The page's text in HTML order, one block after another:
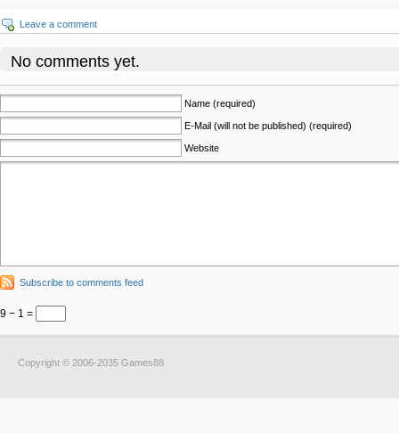
Leave a comment
No comments yet.
Name (required)
E-Mail (will not be published) (required)
Website
Subscribe to comments feed
9 − 1 =
Copyright © 2006-2035 Games88